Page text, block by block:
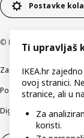
Postavke
© Inter IKEA Systems
Zaštita privatnostiKako
Podaci o tvrtki IKEA
Digitalna pristupačnost
Ti upravljaš
IKEA.hr
ovoj stranici.
stranice, ali u
Za
koristi.